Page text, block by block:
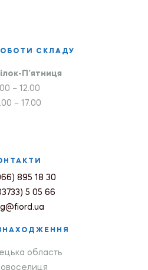
СКЛАДУ
П’ятниця
– 12.00
– 17.00
895 18 30
5 05 66
область